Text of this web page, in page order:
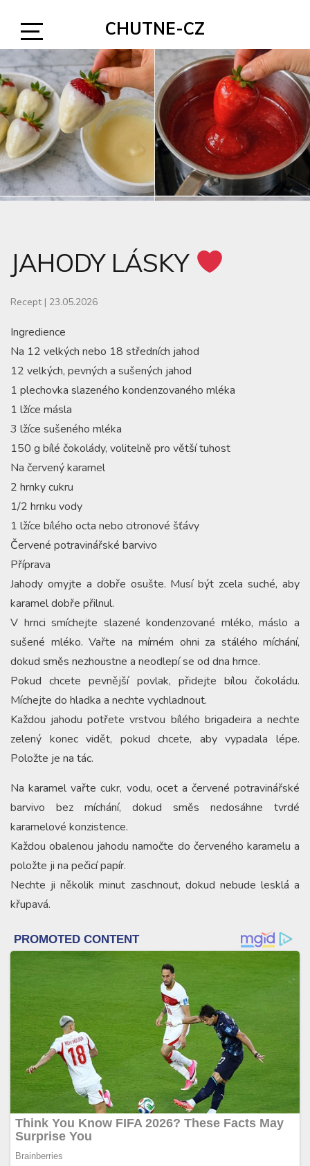
content
Open
Sidebar
CHUTNE-CZ
JAHODY LÁSKY
Recept | 23.05.2026
Ingredience
Na 12 velkých nebo 18 středních jahod
12 velkých, pevných a sušených jahod
1 plechovka slazeného kondenzovaného mléka
1 lžíce másla
3 lžíce sušeného mléka
150 g bílé čokolády, volitelně pro větší tuhost
Na červený karamel
2 hrnky cukru
1/2 hrnku vody
1 lžíce bílého octa nebo citronové šťávy
Červené potravinářské barvivo
Příprava
Jahody omyjte a dobře osušte. Musí být zcela suché, aby
karamel dobře přilnul.
V hrnci smíchejte slazené kondenzované mléko, máslo a
sušené mléko. Vařte na mírném ohni za stálého míchání,
dokud směs nezhoustne a neodlepí se od dna hrnce.
Pokud chcete pevnější povlak, přidejte bílou čokoládu.
Míchejte do hladka a nechte vychladnout.
Každou jahodu potřete vrstvou bílého brigadeira a nechte
zelený konec vidět, pokud chcete, aby vypadala lépe.
Položte je na tác.
Na karamel vařte cukr, vodu, ocet a červené potravinářské
barvivo bez míchání, dokud směs nedosáhne tvrdé
karamelové konzistence.
Každou obalenou jahodu namočte do červeného karamelu a
položte ji na pečicí papír.
Nechte ji několik minut zaschnout, dokud nebude lesklá a
křupavá.